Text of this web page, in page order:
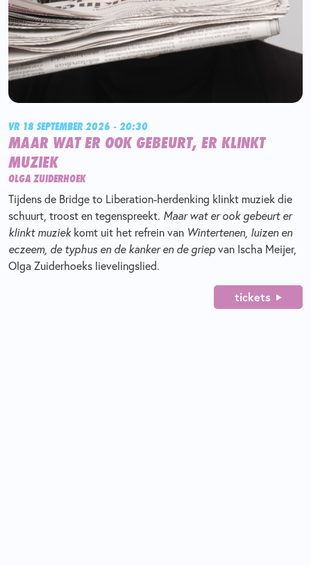
VR 18 SEPTEMBER 2026 - 20:30
MAAR WAT ER OOK GEBEURT, ER KLINKT
MUZIEK
OLGA ZUIDERHOEK
Tijdens de Bridge to Liberation-herdenking klinkt muziek die
schuurt, troost en tegenspreekt. Maar wat er ook gebeurt er
klinkt muziekkomt uit het refrein van Wintertenen, luizen en
eczeem, de typhus en de kanker en de griep van Ischa Meijer,
Olga Zuiderhoeks lievelingslied.
tickets